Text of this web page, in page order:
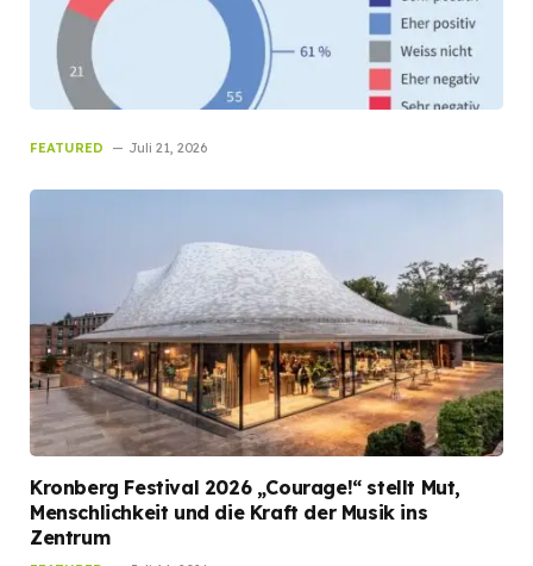
FEATURED Juli 21, 2026
Kronberg Festival 2026 „Courage!“ stellt Mut,
Menschlichkeit und die Kraft der Musik ins
Zentrum